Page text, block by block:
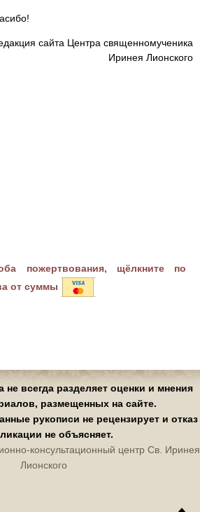
сайта Центра священномученика
Иринея Лионского
пожертвования, щёлкните по
от суммы
не всегда разделяет оценки и мнения
размещенных на сайте.
рукописи не рецензирует и отказ
не объясняет.
консультационный центр Св. Иринея
Лионского